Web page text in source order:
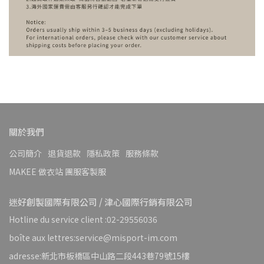
關於我們
公司簡介 退貨退款 隱私政策 服務條款
MAKEE 做衣站 團服客製服
迷好創製國際有限公司 / 津心國際行銷有限公司
Hotline du service client :02-29556036
boîte aux lettres:service@misport-im.com
adresse:新北市板橋區中山路二段443巷79號15樓